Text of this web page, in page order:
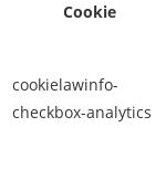
Cookie
cookielawinfo-
checkbox-analytics